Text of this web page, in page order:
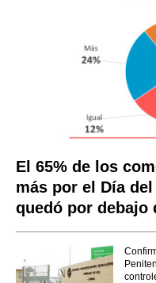
El 65% de los
más por el Día
quedó por debajo